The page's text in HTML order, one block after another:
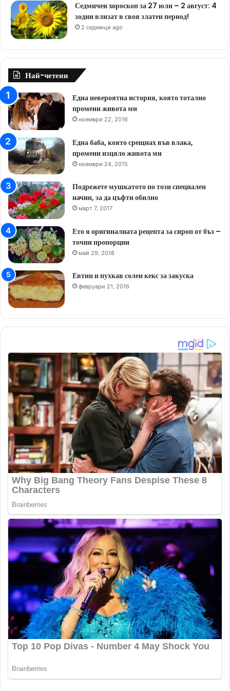
Седмичен хороскоп за 27 юли – 2 август: 4
зодии влизат в своя златен период!
2 седмици ago
Най-четени
Една невероятна история, която тотално
промени живота ми
ноември 22, 2016
Една баба, която срещнах във влака,
промени изцяло живота ми
ноември 24, 2015
Подрежете мушкатото по този специален
начин, за да цъфти обилно
март 7, 2017
Ето я оригиналната рецепта за сироп от бъз –
точни пропорции
май 29, 2018
Евтин и пухкав солен кекс за закуска
февруари 21, 2016